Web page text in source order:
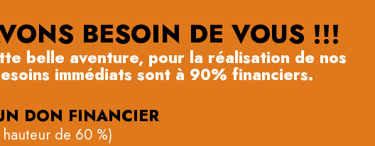
BESOIN DE VOUS !!!
belle aventure, pour la réalisation de nos
immédiats sont à 90% financiers.
DON FINANCIER
de 60 %)